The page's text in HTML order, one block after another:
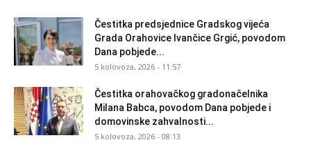
Čestitka predsjednice Gradskog vijeća
Grada Orahovice Ivančice Grgić, povodom
Dana pobjede...
5 kolovoza, 2026 - 11:57
Čestitka orahovačkog gradonačelnika
Milana Babca, povodom Dana pobjede i
domovinske zahvalnosti...
5 kolovoza, 2026 - 08:13